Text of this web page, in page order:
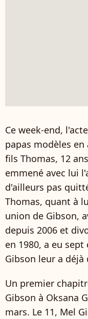
Ce week-end,
papas modèles
fils Thomas, 12
emmené avec lui
d'ailleurs pas
Thomas, quant à
union de Gibson,
depuis 2006 et
en 1980, a eu
Gibson leur a déjà
Un premier
Gibson à Oksana
mars. Le 11, Mel